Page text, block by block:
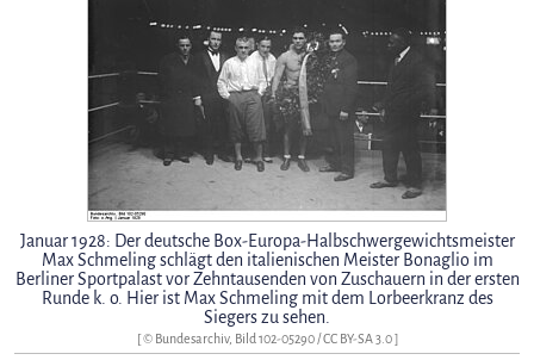
Januar 1928: Der deutsche Box-Europa-Halbschwergewichtsmeister
Max Schmeling schlägt den italienischen Meister Bonaglio im
Berliner Sportpalast vor Zehntausenden von Zuschauern in der ersten
Runde k. o. Hier ist Max Schmeling mit dem Lorbeerkranz des
Siegers zu sehen.
[ © Bundesarchiv, Bild 102-05290 /CC BY-SA 3.0]